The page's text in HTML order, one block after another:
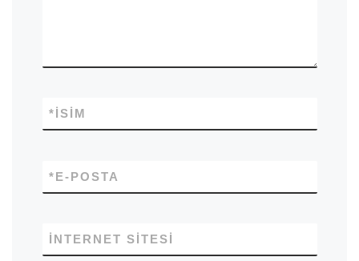
İSIM
*
E-POSTA
*
İNTERNET SITESI